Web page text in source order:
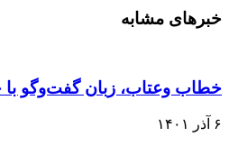
خبرهای مشابه
خطاب وعتاب، زبان گفت‌و‌گو
۶ آذر ۱۴۰۱